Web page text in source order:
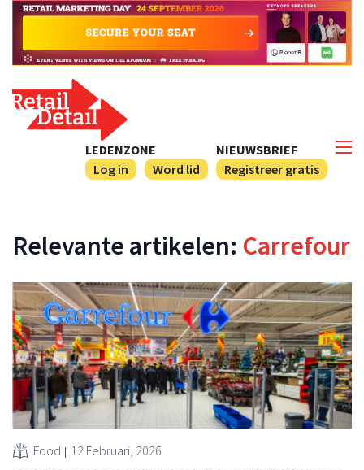
NIEUWSBRIEF
Registreer gratis
LEDENZONE
Log in
Word lid
Relevante artikelen: Carrefour
Food 12 Februari, 2026